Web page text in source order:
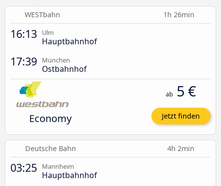
WESTbahn 1h 26min
16:13 Ulm
Hauptbahnhof
17:39 München
Ostbahnhof
Economy
ab 5 €
Jetzt finden
Deutsche Bahn 4h 2min
03:25 Mannheim
Hauptbahnhof